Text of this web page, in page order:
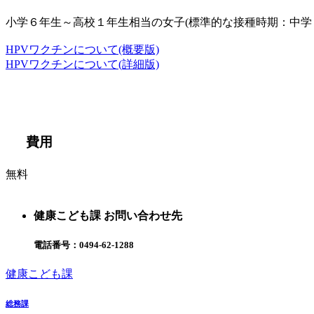
小学６年生～高校１年生相当の女子(標準的な接種時期：中学
HPVワクチンについて(概要版)
HPVワクチンについて(詳細版)
費用
無料
健康こども課 お問い合わせ先
電話番号： 0494-62-1288
健康こども課
総務課